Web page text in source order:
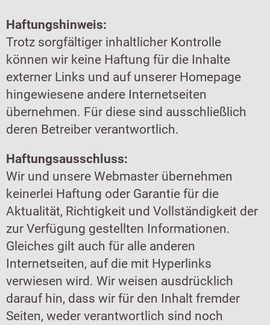
Haftungshinweis:
Trotz sorgfältiger inhaltlicher Kontrolle
können wir keine Haftung für die Inhalte
externer Links und auf unserer Homepage
hingewiesene andere Internetseiten
übernehmen. Für diese sind ausschließlich
deren Betreiber verantwortlich.
Haftungsausschluss:
Wir und unsere Webmaster übernehmen
keinerlei Haftung oder Garantie für die
Aktualität, Richtigkeit und Vollständigkeit der
zur Verfügung gestellten Informationen.
Gleiches gilt auch für alle anderen
Internetseiten, auf die mit Hyperlinks
verwiesen wird. Wir weisen ausdrücklich
darauf hin, dass wir für den Inhalt fremder
Seiten, weder verantwortlich sind noch